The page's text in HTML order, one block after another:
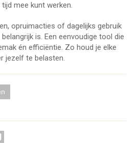
mee kunt werken.
opruimacties of dagelijks gebruik
is. Een eenvoudige tool die
én efficiëntie. Zo houd je elke
jezelf te belasten.